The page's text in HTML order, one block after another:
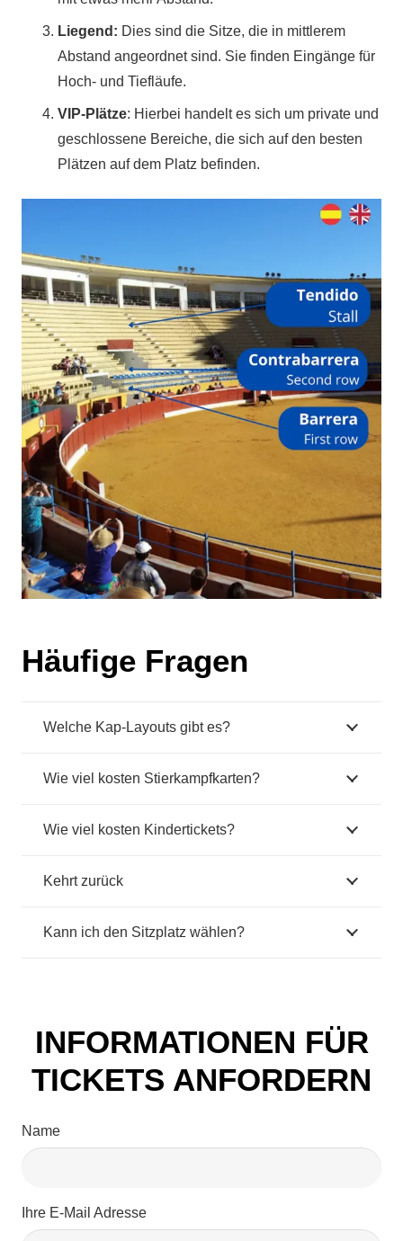
Liegend: Dies sind die Sitze, die in mittlerem
Abstand angeordnet sind. Sie finden Eingänge für
Hoch- und Tiefläufe.
VIP-Plätze: Hierbei handelt es sich um private und
geschlossene Bereiche, die sich auf den besten
Plätzen auf dem Platz befinden.
Häufige Fragen
Welche Kap-Layouts gibt es?
Wie viel kosten Stierkampfkarten?
Wie viel kosten Kindertickets?
Kehrt zurück
Kann ich den Sitzplatz wählen?
INFORMATIONEN FÜR
TICKETS ANFORDERN
Name
Ihre E-Mail Adresse